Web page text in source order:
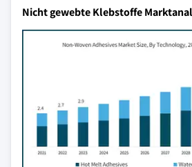
Nicht gewebte Klebstoffe